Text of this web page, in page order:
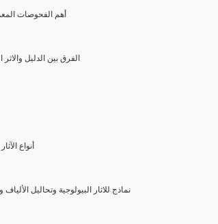
(3) أهم الفحوصات
2- الفرق بين الدليل
(5) أنواع
3- نماذج للاثار البيولوجية وتحاليل